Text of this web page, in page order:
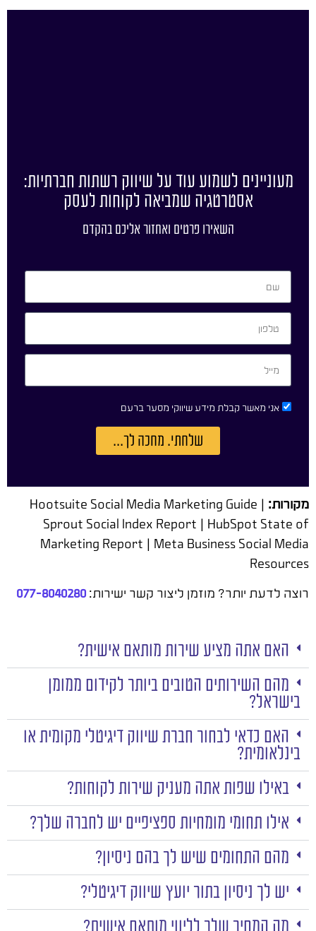
מעוניינים לשמוע עוד על שיווק רשתות חברתיות:
אסטרטגיה שמביאה לקוחות לעסק
השאירו פרטים ואחזור אליכם בהקדם
אני מאשר קבלת מידע שיווקי מסער ברעם
שלחתי. מחכה לך...
מקורות: Hootsuite Social Media Marketing Guide |
Sprout Social Index Report | HubSpot State of
Marketing Report | Meta Business Social Media
Resources
רוצה לדעת יותר? מוזמן ליצור קשר ישירות:077-8040280
האם אתה מציע שירות מותאם אישית?
מהם השירותים הטובים ביותר לקידום ממומן
בישראל?
האם כדאי לבחור חברת שיווק דיגיטלי מקומית או
בינלאומית?
באילו שפות אתה מעניק שירות לקוחות?
אילו תחומי מומחיות ספציפיים יש לחברה שלך?
מהם התחומים שיש לך בהם ניסיון?
יש לך ניסיון בתור יועץ שיווק דיגיטלי?
מה המחיר שלך לליווי מותאם אישית?